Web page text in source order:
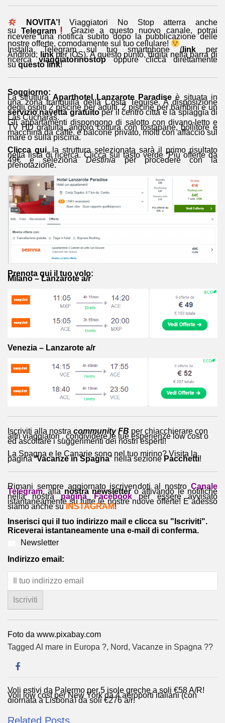
NOVITA’! Viaggiatori No Stop atterra anche
suTelegram Grazie a questo nuovo canale, potrai
ricevere una notifica subito dopo la pubblicazione delle
nostre offerte, comodamente sul tuo cellulare!
Installa Telegram sul tuo smartphone (link per
Android; link per iOS). A questo punto, digita nella barra di
ricercaviaggiatorinostopoppure clicca direttamente
suquesto link!
Soggiorno:
La struttura Aparthotel Lanzarote Paradise è situata in
una zona tranquilla della Costa Teguise. A disposizione
degli ospiti 2 piscine per adulti, 2 piscine per bambini e un
servizio navetta gratuitoper il centro città e la spiaggia di
Las Cucharas.
Gli appartamenti dispongono di salotto con divano-letto e
TV HD gratuita, angolo cottura con tostapane, bollitore e
macchina da caffè, e balcone privato, molti con affaccio sul
mare o sulla piscina.
Clicca qui, la struttura selezionata sarà il primo risultato
nella lista di ricerca. Clicca sul tasto verde “Più offerte da
49€ e selezionaDestiniaper procedere con la
prenotazione.
Prenota qui il tuo volo:
Milano – Lanzarote a/r
Venezia – Lanzarote a/r
Iscriviti alla nostra community FB per chiacchierare con
altri viaggiatori , condividere le tue esperienze low cost o
ed ascoltare i suggerimenti dei nostri esperti!
La Spagna e le Canarie sono nel tuo mirino? Visita la
pagina “Vacanze in Spagna” nella sezione Pacchetti!
Rimani sempre aggiornato iscrivendoti al nostro Canale
Telegram, allanostra newslettero attivando le notifiche
nella nostrapagina Facebookper essere avvisato
istantaneamente su tutte le nostre nuove offerte! E adesso
siamo anche su INSTAGRAM!
Inserisci qui il tuo indirizzo mail e clicca su "Iscriviti".
Riceverai istantaneamente una e-mail di conferma.
Newsletter
Indirizzo email:
Foto da www.pixabay.com
Tagged Al mare in Europa ?️, Nord, Vacanze in Spagna ??
Navigazione
articoli
Voli estivi da Palermo per 5 isole greche a soli €58 A/R!
Voli low cost per New York da 4 aeroporti italiani (con
giornata a Lisbona) da soli €276 a/r!
Related Posts